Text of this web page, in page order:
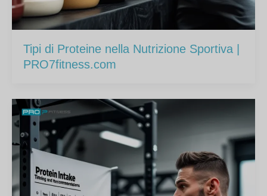
Tipi di Proteine nella Nutrizione Sportiva |
PRO7fitness.com